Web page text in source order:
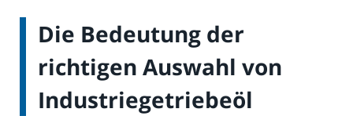
Die Bedeutung der
richtigen Auswahl von
Industriegetriebeöl